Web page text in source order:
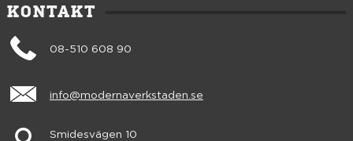
KONTAKT
08-510 608 90
info@modernaverkstaden.se
Smidesvägen 10